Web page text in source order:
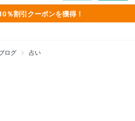
％割引クーポンを獲得！
ログ 占い